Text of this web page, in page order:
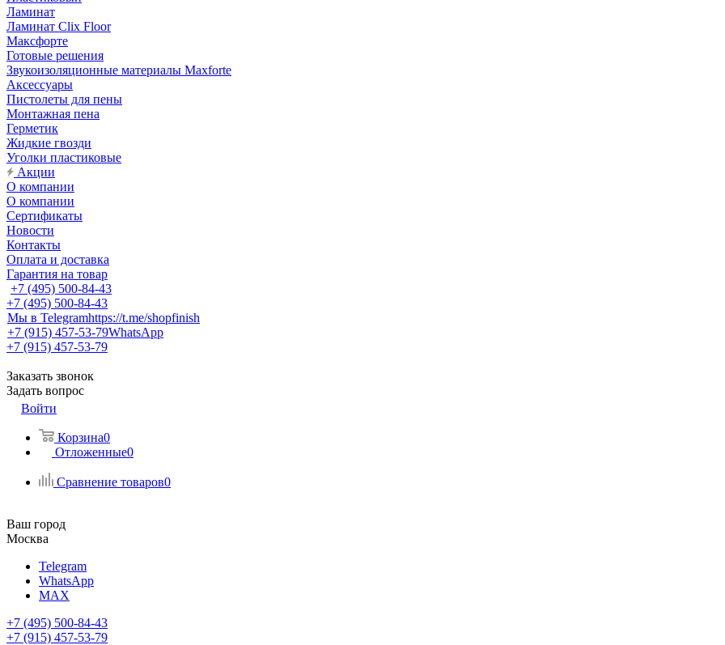
Ламинат
Ламинат Clix Floor
Максфорте
Готовые решения
Звукоизоляционные материалы Maxforte
Аксессуары
Пистолеты для пены
Монтажная пена
Герметик
Жидкие гвозди
Уголки пластиковые
Акции
О компании
О компании
Сертификаты
Новости
Контакты
Оплата и доставка
Гарантия на товар
+7 (495) 500-84-43
+7 (495) 500-84-43
Мы в Telegramhttps://t.me/shopfinish
+7 (915) 457-53-79WhatsApp
+7 (915) 457-53-79
Заказать звонок
Задать вопрос
Войти
Корзина0
Отложенные0
Сравнение товаров0
Ваш город
Москва
Telegram
WhatsApp
MAX
+7 (495) 500-84-43
+7 (915) 457-53-79